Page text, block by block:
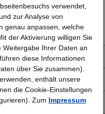
Kostenlose Beratung
verwendet,
zur Analyse von
genau anpassen, welche
der Aktivierung willigen Sie
Weitergabe Ihrer Daten an
diese Informationen
über Sie zusammen).
enthält unsere
die Cookie-Einstellungen
Zum Impressum